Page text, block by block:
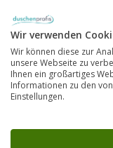
Bad. Unsere
Innentüre ACV
Beispiel dafür.
nach außen,
öffnen. Die
werden, um in
Wir verwenden
Wir können diese zur
unsere Webseite zu
Ihnen ein großartiges
Informationen zu den
Einstellungen.